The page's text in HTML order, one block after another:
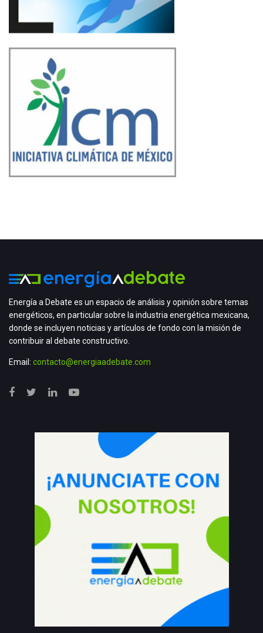
Energía a Debate es un espacio de análisis y opinión sobre temas
energéticos, en particular sobre la industria energética mexicana,
donde se incluyen noticias y artículos de fondo con la misión de
contribuir al debate constructivo.
Email: contacto@energiaadebate.com